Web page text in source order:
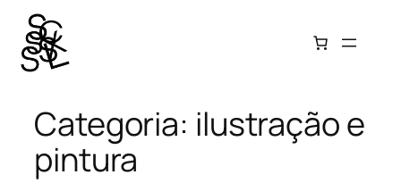
Pular
para
conteúdo
Categoria: ilustração e
pintura